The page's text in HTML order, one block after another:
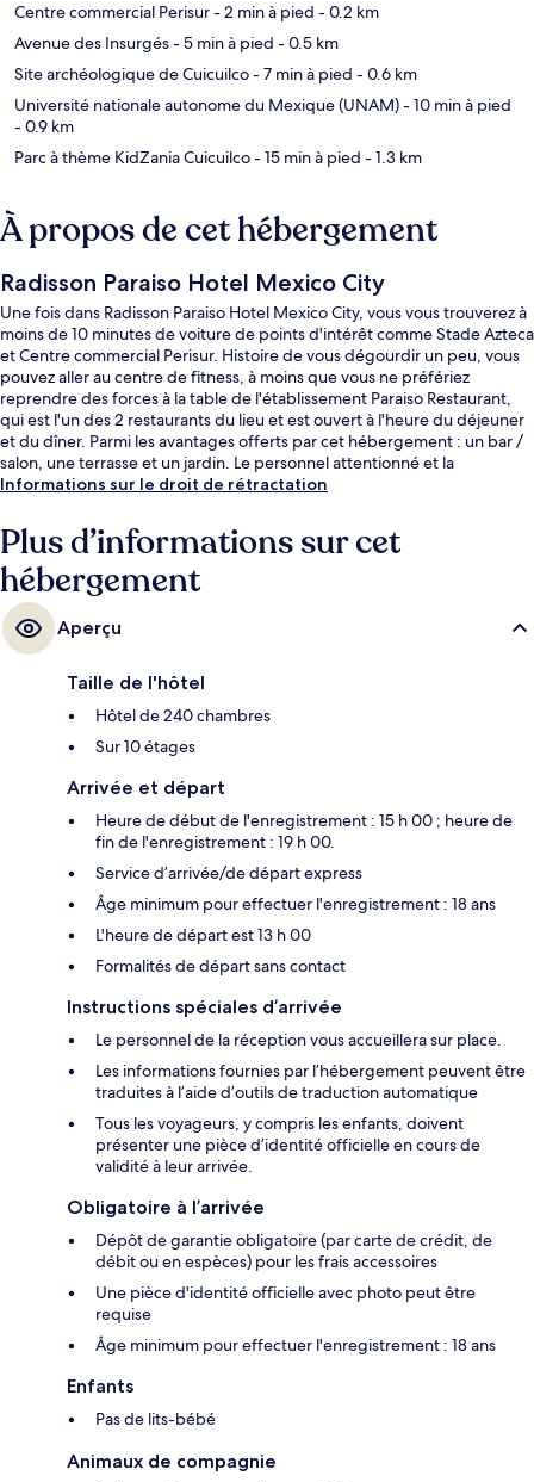
Centre commercial Perisur- 2 min à pied - 0.2 km
Avenue des Insurgés- 5 min à pied - 0.5 km
Site archéologique de Cuicuilco- 7 min à pied - 0.6 km
Université nationale autonome du Mexique (UNAM)- 10 min à pied
- 0.9 km
Parc à thème KidZania Cuicuilco- 15 min à pied - 1.3 km
À propos de cet hébergement
Radisson Paraiso Hotel Mexico City
Une fois dans Radisson Paraiso Hotel Mexico City, vous vous trouverez à
moins de 10 minutes de voiture de points d'intérêt comme Stade Azteca
et Centre commercial Perisur. Histoire de vous dégourdir un peu, vous
pouvez aller au centre de fitness, à moins que vous ne préfériez
reprendre des forces à la table de l'établissement Paraiso Restaurant,
qui est l'un des 2 restaurants du lieu et est ouvert à l'heure du déjeuner
et du dîner. Parmi les avantages offerts par cet hébergement : un bar /
salon, une terrasse et un jardin. Le personnel attentionné et la
présentation générale remportent un franc succès auprès des autres
Informations sur le droit de rétractation
Plus d’informations sur cet
hébergement
Aperçu
Taille de l'hôtel
Hôtel de 240 chambres
Sur 10 étages
Arrivée et départ
Heure de début de l'enregistrement : 15 h 00 ; heure de
fin de l'enregistrement : 19 h 00.
Service d’arrivée/de départ express
Âge minimum pour effectuer l'enregistrement : 18 ans
L'heure de départ est 13 h 00
Formalités de départ sans contact
Instructions spéciales d’arrivée
Le personnel de la réception vous accueillera sur place.
Les informations fournies par l’hébergement peuvent être
traduites à l’aide d’outils de traduction automatique
Tous les voyageurs, y compris les enfants, doivent
présenter une pièce d’identité officielle en cours de
validité à leur arrivée.
Obligatoire à l’arrivée
Dépôt de garantie obligatoire (par carte de crédit, de
débit ou en espèces) pour les frais accessoires
Une pièce d'identité officielle avec photo peut être
requise
Âge minimum pour effectuer l'enregistrement : 18 ans
Enfants
Pas de lits-bébé
Animaux de compagnie